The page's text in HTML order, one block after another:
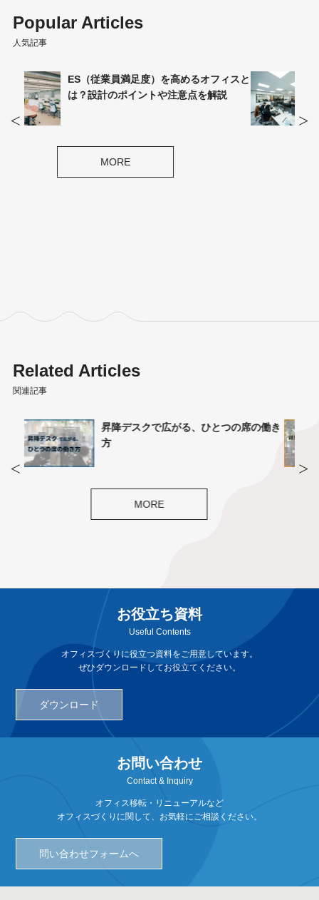
Popular Articles
人気記事
オフィス環境への不満の原因は？不満の
種類や解消されないリスクを解説
Related Articles
関連記事
雑談の切り上げづらさを解消する、「気
軽さ」の設計
MORE
お役立ち資料
Useful Contents
オフィスづくりに役立つ資料をご用意しています。
ぜひダウンロードしてお役立てください。
ダウンロード
お問い合わせ
Contact & Inquiry
オフィス移転・リニューアルなど
オフィスづくりに関して、お気軽にご相談ください。
問い合わせフォームへ